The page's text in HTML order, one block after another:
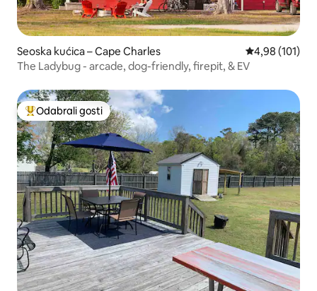
Seoska kućica – Cape Charles Prosječna
4,98 (101)
The Ladybug - arcade, dog-friendly, firepit, & EV
Među najviše rangiranima s oznakom „Odabrali gosti”
Odabrali gosti